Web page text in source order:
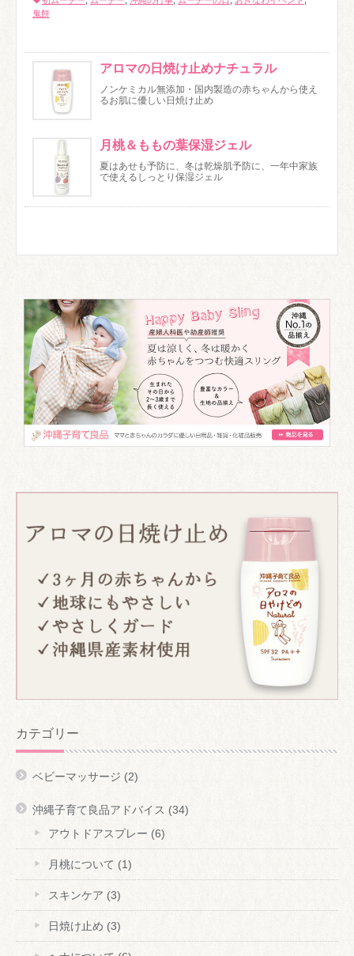
鬼餅
アロマの日焼け止めナチュラル
ノンケミカル無添加・国内製造の赤ちゃんから使え
るお肌に優しい日焼け止め
月桃＆ももの葉保湿ジェル
夏はあせも予防に、冬は乾燥肌予防に、一年中家族
で使えるしっとり保湿ジェル
カテゴリー
ベビーマッサージ (2)
沖縄子育て良品アドバイス (34)
アウトドアスプレー (6)
月桃について (1)
スキンケア (3)
日焼け止め (3)